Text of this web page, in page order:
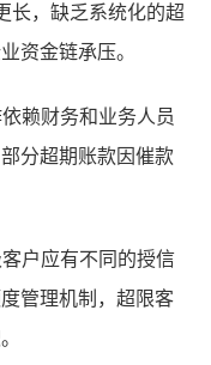
长，缺乏系统化的超
资金链承压。
赖财务和业务人员
分超期账款因催款
户应有不同的授信
管理机制，超限客